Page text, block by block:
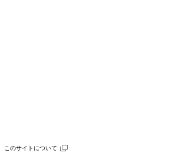
このサイトについて